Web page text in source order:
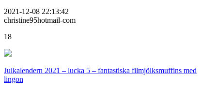
2021-12-08 22:13:42
christine95hotmail-com
18
Julkalendern 2021 – lucka 5 – fantastiska filmjölksmuffins med
lingon